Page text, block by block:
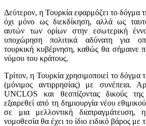
Δεύτερον, η Τουρκία εφαρμόζει το δόγμα
όχι μόνο ως διεκδίκηση, αλλά ως
αυτών των ορίων στην εσωτερική
υποχώρηση πολιτικά αδύνατη για
τουρκική κυβέρνηση, καθώς θα σήμαινε
νόμου του κράτους.
Τρίτον, η Τουρκία χρησιμοποιεί το δόγμα
(μόνιμος αντιρρησίας) με συνέπεια.
UNCLOS και θεσπίζοντας δικούς της
εξαιρεθεί από τη δημιουργία νέου
σε μια μελλοντική διαπραγμάτευση,
νομοθεσία θα έχει το ίδιο ειδικό βάρος με